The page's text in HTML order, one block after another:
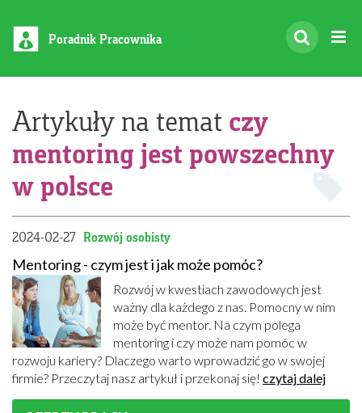
Poradnik Pracownika
Artykuły na temat czy
mentoring jest powszechny
w polsce
2024-02-27 Rozwój osobisty
Mentoring - czym jest i jak może pomóc?
Rozwój w kwestiach zawodowych jest
ważny dla każdego z nas. Pomocny w nim
może być mentor. Na czym polega
mentoring i czy może nam pomóc w
rozwoju kariery? Dlaczego warto wprowadzić go w swojej
firmie? Przeczytaj nasz artykuł i przekonaj się! czytaj dalej